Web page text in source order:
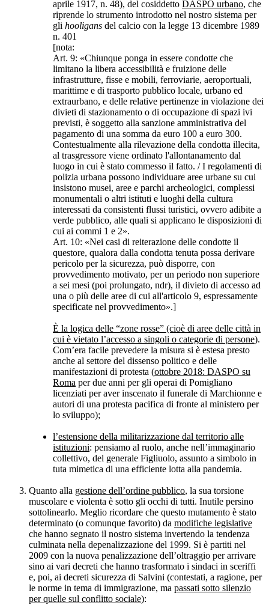
aprile 1917, n. 48), del cosiddetto DASPO urbano, che
riprende lo strumento introdotto nel nostro sistema per
gli hooligans del calcio con la legge 13 dicembre 1989
n. 401
[nota:
Art. 9: «Chiunque ponga in essere condotte che
limitano la libera accessibilità e fruizione delle
infrastrutture, fisse e mobili, ferroviarie, aeroportuali,
marittime e di trasporto pubblico locale, urbano ed
extraurbano, e delle relative pertinenze in violazione dei
divieti di stazionamento o di occupazione di spazi ivi
previsti, è soggetto alla sanzione amministrativa del
pagamento di una somma da euro 100 a euro 300.
Contestualmente alla rilevazione della condotta illecita,
al trasgressore viene ordinato l'allontanamento dal
luogo in cui è stato commesso il fatto. / I regolamenti di
polizia urbana possono individuare aree urbane su cui
insistono musei, aree e parchi archeologici, complessi
monumentali o altri istituti e luoghi della cultura
interessati da consistenti flussi turistici, ovvero adibite a
verde pubblico, alle quali si applicano le disposizioni di
cui ai commi 1 e 2».
Art. 10: «Nei casi di reiterazione delle condotte il
questore, qualora dalla condotta tenuta possa derivare
pericolo per la sicurezza, può disporre, con
provvedimento motivato, per un periodo non superiore
a sei mesi (poi prolungato, ndr), il divieto di accesso ad
una o più delle aree di cui all'articolo 9, espressamente
specificate nel provvedimento».]
È la logica delle “zone rosse” (cioè di aree delle città in
cui è vietato l’accesso a singoli o categorie di persone).
Com’era facile prevedere la misura si è estesa presto
anche al settore del dissenso politico e delle
manifestazioni di protesta (ottobre 2018: DASPO su
Roma per due anni per gli operai di Pomigliano
licenziati per aver inscenato il funerale di Marchionne e
autori di una protesta pacifica di fronte al ministero per
lo sviluppo);
l’estensione della militarizzazione dal territorio alle
istituzioni: pensiamo al ruolo, anche nell’immaginario
collettivo, del generale Figliuolo, assunto a simbolo in
tuta mimetica di una efficiente lotta alla pandemia.
Quanto alla gestione dell’ordine pubblico, la sua torsione
muscolare e violenta è sotto gli occhi di tutti. Inutile persino
sottolinearlo. Meglio ricordare che questo mutamento è stato
determinato (o comunque favorito) da modifiche legislative
che hanno segnato il nostro sistema invertendo la tendenza
culminata nella depenalizzazione del 1999. Si è partiti nel
2009 con la nuova penalizzazione dell’oltraggio per arrivare
sino ai vari decreti che hanno trasformato i sindaci in sceriffi
e, poi, ai decreti sicurezza di Salvini (contestati, a ragione, per
le norme in tema di immigrazione, ma passati sotto silenzio
per quelle sul conflitto sociale):